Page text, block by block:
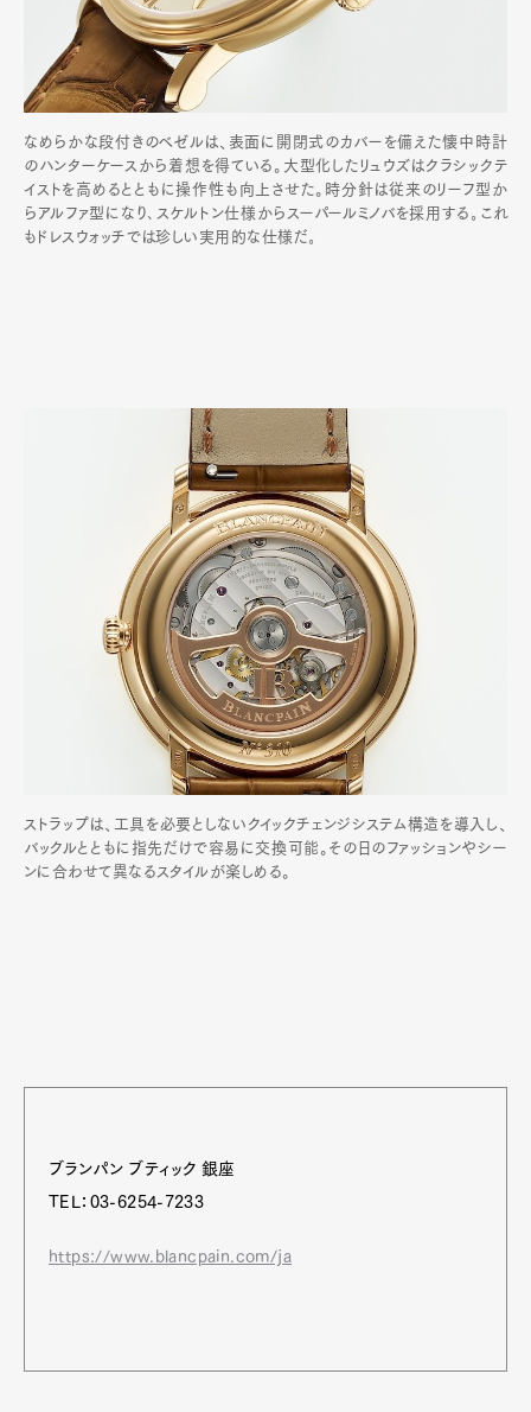
なめらかな段付きのベゼルは、表面に開閉式のカバーを備えた懐中時計
のハンターケースから着想を得ている。大型化したリュウズはクラシックテ
イストを高めるとともに操作性も向上させた。時分針は従来のリーフ型か
らアルファ型になり､スケルトン仕様からスーパールミノバを採用する｡これ
もドレスウォッチでは珍しい実用的な仕様だ｡
ストラップは、工具を必要としないクイックチェンジシステム構造を導入し、
バックルとともに指先だけで容易に交換可能。その日のファッションやシー
ンに合わせて異なるスタイルが楽しめる。
ブランパン ブティック 銀座
TEL：03-6254-7233
https://www.blancpain.com/ja